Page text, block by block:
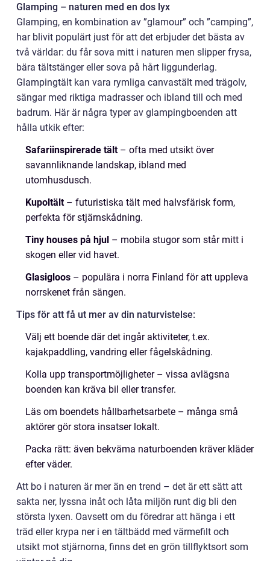
Glamping – naturen med en dos lyx
Glamping, en kombination av ”glamour” och ”camping”,
har blivit populärt just för att det erbjuder det bästa av
två världar: du får sova mitt i naturen men slipper frysa,
bära tältstänger eller sova på hårt liggunderlag.
Glampingtält kan vara rymliga canvastält med trägolv,
sängar med riktiga madrasser och ibland till och med
badrum. Här är några typer av glampingboenden att
hålla utkik efter:
Safariinspirerade tält– ofta med utsikt över
savannliknande landskap, ibland med
utomhusdusch.
Kupoltält– futuristiska tält med halvsfärisk form,
perfekta för stjärnskådning.
Tiny houses på hjul – mobila stugor som står mitt i
skogen eller vid havet.
Glasigloos – populära i norra Finland för att uppleva
norrskenet från sängen.
Tips för att få ut mer av din naturvistelse:
Välj ett boende där det ingår aktiviteter, t.ex.
kajakpaddling, vandring eller fågelskådning.
Kolla upp transportmöjligheter – vissa avlägsna
boenden kan kräva bil eller transfer.
Läs om boendets hållbarhetsarbete – många små
aktörer gör stora insatser lokalt.
Packa rätt: även bekväma naturboenden kräver kläder
efter väder.
Att bo i naturen är mer än en trend – det är ett sätt att
sakta ner, lyssna inåt och låta miljön runt dig bli den
största lyxen. Oavsett om du föredrar att hänga i ett
träd eller krypa ner i en tältbädd med värmefilt och
utsikt mot stjärnorna, finns det en grön tillflyktsort som